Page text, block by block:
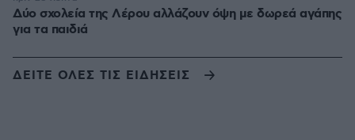
Δύο σχολεία της Λέρου αλλάζουν όψη με δωρεά αγάπης
για τα παιδιά
ΔΕΙΤΕ ΟΛΕΣ ΤΙΣ ΕΙΔΗΣΕΙΣ